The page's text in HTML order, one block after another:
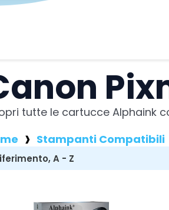
tutte le cartucce Alphaink
Stampanti Compatibili